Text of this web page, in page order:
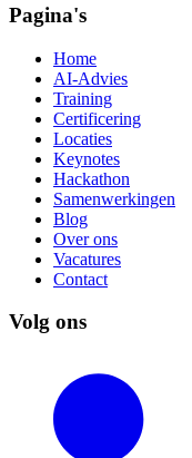
Pagina's
Home
AI-Advies
Training
Certificering
Locaties
Keynotes
Hackathon
Samenwerkingen
Blog
Over ons
Vacatures
Contact
Volg ons